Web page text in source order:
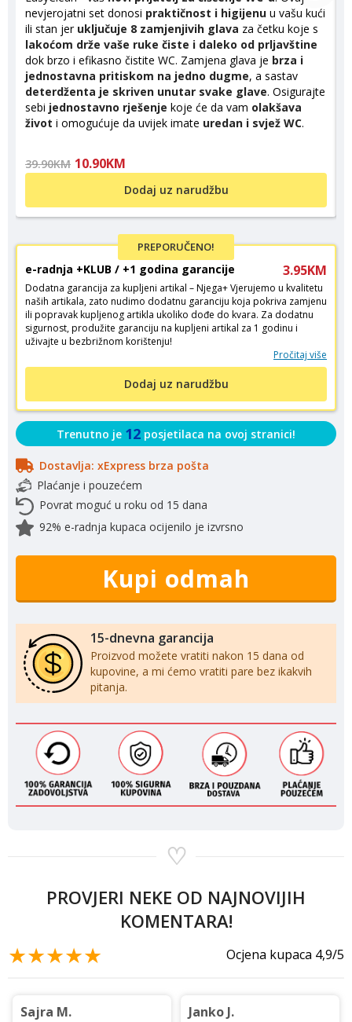
nevjerojatni set donosi praktičnost i higijenu u vašu kući
ili stan jer uključuje 8 zamjenjivih glava za četku koje s
lakoćom drže vaše ruke čiste i daleko od prljavštine
dok brzo i efikasno čistite WC. Zamjena glava je brza i
jednostavna pritiskom na jedno dugme, a sastav
deterdženta je skriven unutar svake glave. Osigurajte
sebi jednostavno rješenje koje će da vam olakšava
život i omogućuje da uvijek imate uredan i svjež WC.
39.90KM 10.90KM
Dodaj uz narudžbu
PREPORUČENO!
e-radnja +KLUB / +1 godina garancije 3.95KM
Dodatna garancija za kupljeni artikal – Njega+ Vjerujemo u kvalitetu
naših artikala, zato nudimo dodatnu garanciju koja pokriva zamjenu
ili popravak kupljenog artikla ukoliko dođe do kvara. Za dodatnu
sigurnost, produžite garanciju na kupljeni artikal za 1 godinu i
uživajte u bezbrižnom korištenju!
Pročitaj više
Dodaj uz narudžbu
Trenutno je 12 posjetilaca na ovoj stranici!
Dostavlja: xExpress brza pošta
Plaćanje i pouzećem
Povrat moguć u roku od 15 dana
92% e-radnja kupaca ocijenilo je izvrsno
Kupi odmah
15-dnevna garancija
Proizvod možete vratiti nakon 15 dana od
kupovine, a mi ćemo vratiti pare bez ikakvih
pitanja.
♡
PROVJERI NEKE OD NAJNOVIJIH
KOMENTARA!
★★★★★ Ocjena kupaca 4,9/5
Sajra M. Janko J.